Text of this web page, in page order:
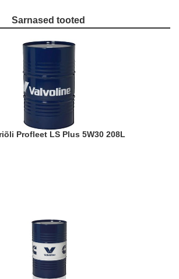
Sarnased tooted
Profleet LS Plus 5W30 208L